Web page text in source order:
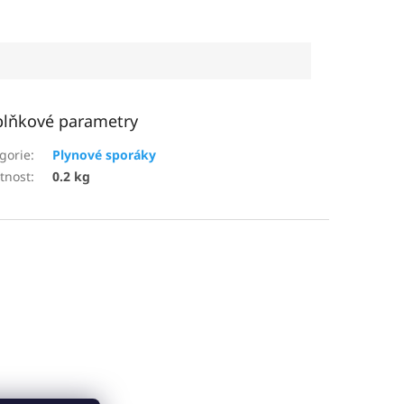
parametry
:
Plynové sporáky
: 0.2 kg